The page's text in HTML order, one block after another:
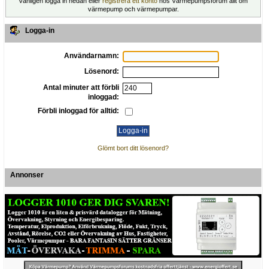
värmepump och värmepumpar.
Logga-in
Användarnamn:
Lösenord:
Antal minuter att förbli
inloggad:
Förbli inloggad för alltid:
Glömt bort ditt lösenord?
Annonser